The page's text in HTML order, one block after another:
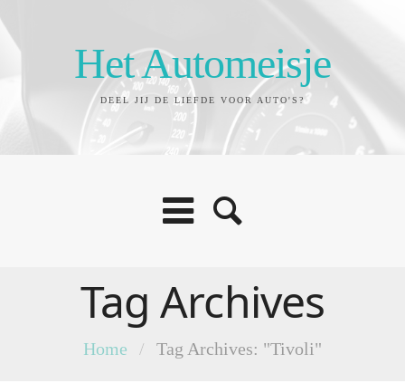
Het Automeisje
DEEL JIJ DE LIEFDE VOOR AUTO'S?
Tag Archives
Home / Tag Archives: "Tivoli"